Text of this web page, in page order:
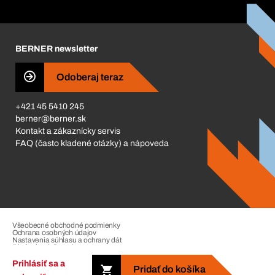
Prihlásiť sa a
Pridať do košíka
Business Conduct
BERNER newsletter
Odoberaj teraz
+421 45 5410 245
berner@berner.sk
Kontakt a zákaznícky servis
FAQ (často kladené otázky) a nápoveda
Všeobecné obchodné podmienky
Ochrana osobných údajov
Nastavenia súhlasu a ochrany dát
Riadenie sťažností